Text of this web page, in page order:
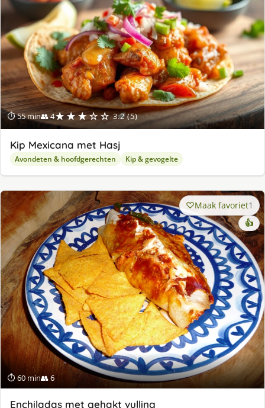
⏱ 55 min👥 4★★★☆☆ 3.2 (5)
Kip Mexicana met Hasj
Avondeten & hoofdgerechten Kip & gevogelte
⏱ 60 min👥 6
Maak favoriet1
👍
Enchiladas met gehakt vulling